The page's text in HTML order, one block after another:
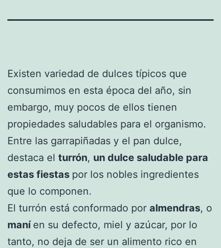
Existen variedad de dulces típicos que
consumimos en esta época del año, sin
embargo, muy pocos de ellos tienen
propiedades saludables para el organismo.
Entre las garrapiñadas y el pan dulce,
destaca el turrón, un dulce saludable para
estas fiestas por los nobles ingredientes
que lo componen.
El turrón está conformado por almendras, o
maní en su defecto, miel y azúcar, por lo
tanto, no deja de ser un alimento rico en